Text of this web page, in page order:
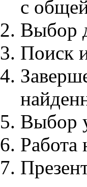
с
Выбор
Поиск
Выбор